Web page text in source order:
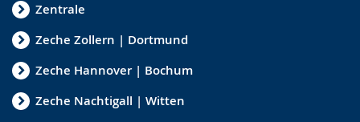
Zentrale
Zeche Zollern | Dortmund
Zeche Hannover | Bochum
Zeche Nachtigall | Witten